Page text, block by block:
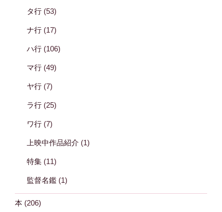
タ行 (53)
ナ行 (17)
ハ行 (106)
マ行 (49)
ヤ行 (7)
ラ行 (25)
ワ行 (7)
上映中作品紹介 (1)
特集 (11)
監督名鑑 (1)
本 (206)